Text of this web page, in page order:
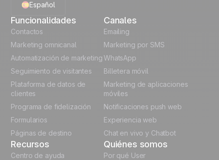
Español
English
French
Polish
German
Funcionalidades
Contactos
Marketing omnicanal
Automatización de marketing
Seguimiento de visitantes
Plataforma de datos de
clientes
Programa de fidelización
Formularios
Páginas de destino
Canales
Emailing
Marketing por SMS
WhatsApp
Billetera móvil
Marketing de aplicaciones
móviles
Notificaciones push web
Experiencia web
Chat en vivo y Chatbot
Recursos
Centro de ayuda
Quiénes somos
Por qué User